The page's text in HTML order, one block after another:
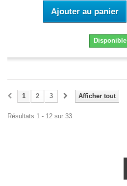
Ajouter au panier
Disponible
Afficher tout
1 2 3
Résultats 1 - 12 sur 33.